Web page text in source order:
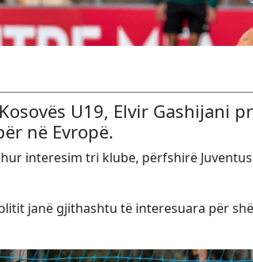
U19, Elvir Gashijani
në Evropë.
interesim tri klube, përfshirë
janë gjithashtu të interesuara për